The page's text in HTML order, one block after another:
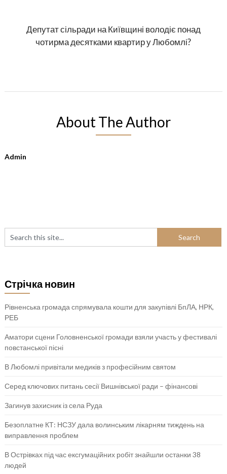
Депутат сільради на Київщині володіє понад
чотирма десятками квартир у Любомлі?
About The Author
Admin
Стрічка новин
Рівненська громада спрямувала кошти для закупівлі БпЛА, НРК,
РЕБ
Аматори сцени Головненської громади взяли участь у фестивалі
повстанської пісні
В Любомлі привітали медиків з професійним святом
Серед ключових питань сесії Вишнівської ради – фінансові
Загинув захисник із села Руда
Безоплатне КТ: НСЗУ дала волинським лікарням тиждень на
виправлення проблем
В Острівках під час ексгумаційних робіт знайшли останки 38
людей